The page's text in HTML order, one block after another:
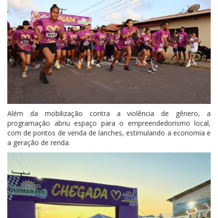
Além da mobilização contra a violência de gênero, a
programação abriu espaço para o empreendedorismo local,
com de pontos de venda de lanches, estimulando a economia e
a geração de renda.